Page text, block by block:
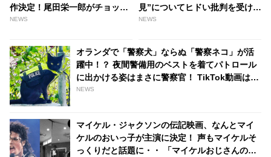
作決定！尾田栄一郎がチョッパ
ーのイラストを添えて発表［動
NEWS
見”についてヒドい批判を受けて
いた！ まだ10代の彼女がショッ
は・・？ - tvgroove
NEWS
オランダで「警察犬」ならぬ「警察ネコ」が活
躍中！？ 夜間警備用のベストを着てパトロール
に出かける姿はまさに警察官！ TikTok動画は
450万回以上の再生数を記録［動画あり］ -
NEWS
マイケル・ジャクソンの伝記映画、なんとマイ
ケルのおいっ子が主演に決定！ 声もマイケルそ
っくりだと話題に・・ 「マイケルおじさんの物